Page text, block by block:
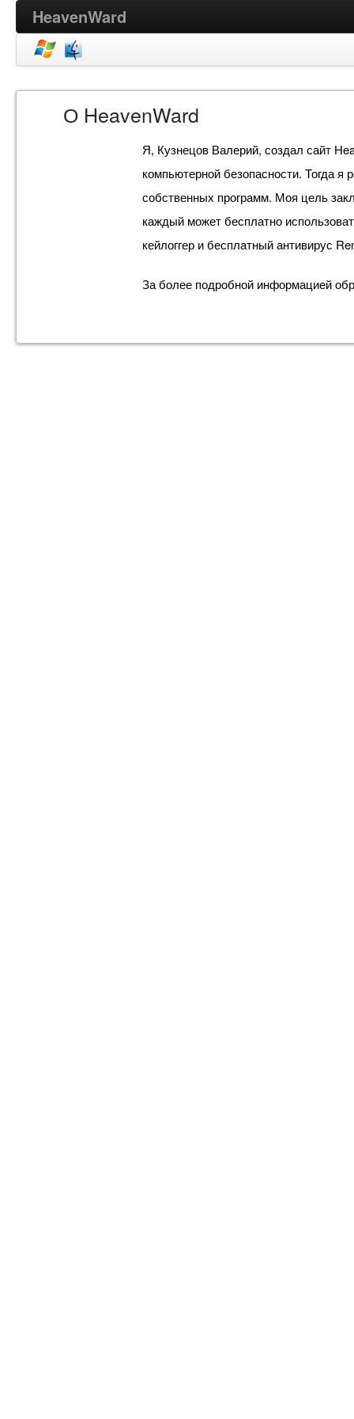
HeavenWard
О HeavenWard
Я, Кузнецов Валерий, создал сайт
компьютерной безопасности. Тогда я
собственных программ. Моя цель
каждый может бесплатно
кейлоггер и бесплатный антивирус
За более подробной информацией